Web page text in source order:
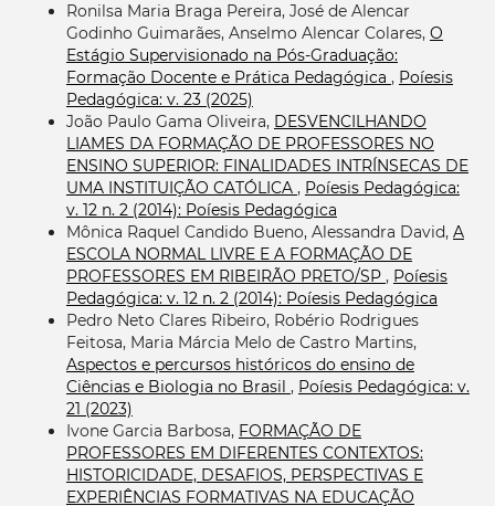
Ronilsa Maria Braga Pereira, José de Alencar
Godinho Guimarães, Anselmo Alencar Colares, O
Estágio Supervisionado na Pós-Graduação:
Formação Docente e Prática Pedagógica , Poíesis
Pedagógica: v. 23 (2025)
João Paulo Gama Oliveira, DESVENCILHANDO
LIAMES DA FORMAÇÃO DE PROFESSORES NO
ENSINO SUPERIOR: FINALIDADES INTRÍNSECAS DE
UMA INSTITUIÇÃO CATÓLICA , Poíesis Pedagógica:
v. 12 n. 2 (2014): Poíesis Pedagógica
Mônica Raquel Candido Bueno, Alessandra David, A
ESCOLA NORMAL LIVRE E A FORMAÇÃO DE
PROFESSORES EM RIBEIRÃO PRETO/SP , Poíesis
Pedagógica: v. 12 n. 2 (2014): Poíesis Pedagógica
Pedro Neto Clares Ribeiro, Robério Rodrigues
Feitosa, Maria Márcia Melo de Castro Martins,
Aspectos e percursos históricos do ensino de
Ciências e Biologia no Brasil , Poíesis Pedagógica: v.
21 (2023)
Ivone Garcia Barbosa, FORMAÇÃO DE
PROFESSORES EM DIFERENTES CONTEXTOS:
HISTORICIDADE, DESAFIOS, PERSPECTIVAS E
EXPERIÊNCIAS FORMATIVAS NA EDUCAÇÃO